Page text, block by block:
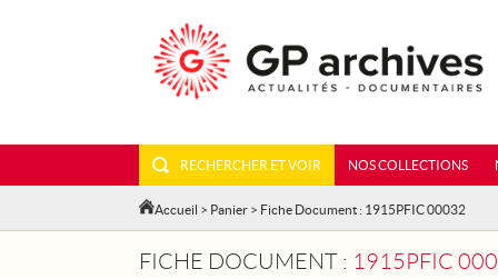
RECHERCHER ET VOIR NOS COLLECTIONS
Accueil > Panier > Fiche Document : 1915PFIC 00032
FICHE DOCUMENT : 1915PFIC